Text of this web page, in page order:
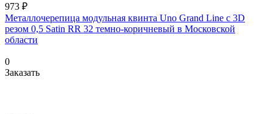
973 ₽
Металлочерепица модульная квинта Uno Grand Line c 3D
резом 0,5 Satin RR 32 темно-коричневый в Московской
области
0
Заказать